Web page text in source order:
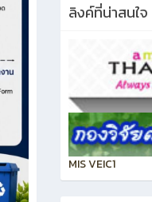
ลิงค์ที่น่าสนใจ
MIS VEIC1